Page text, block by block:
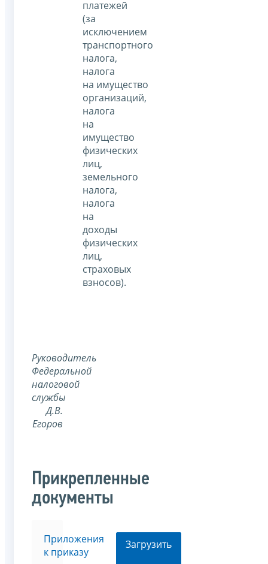
платежей
(за
исключением
транспортного
налога,
налога
на имущество
организаций,
налога
на
имущество
физических
лиц,
земельного
налога,
налога
на
доходы
физических
лиц,
страховых
взносов).
Руководитель
Федеральной
налоговой
службы
Д.В.
Егоров
Прикрепленные
документы
Приложения
к приказу
Загрузить